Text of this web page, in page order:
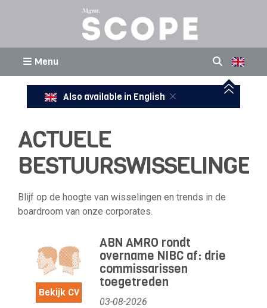
Menu
Also available in English
ACTUELE
BESTUURSWISSELINGEN
Blijf op de hoogte van wisselingen en trends in de
boardroom van onze corporates.
Bekijk CV
ABN AMRO rondt
overname NIBC af: drie
commissarissen
toegetreden
03-08-2026